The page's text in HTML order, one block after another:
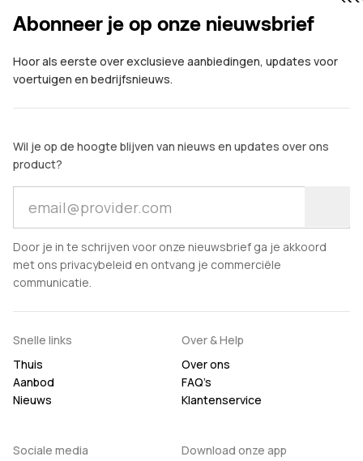
Abonneer je op onze nieuwsbrief
Hoor als eerste over exclusieve aanbiedingen, updates voor
voertuigen en bedrijfsnieuws.
Wil je op de hoogte blijven van nieuws en updates over ons
product?
Door je in te schrijven voor onze nieuwsbrief ga je akkoord
met ons privacybeleid en ontvang je commerciële
communicatie.
Snelle links
Thuis
Aanbod
Nieuws
Over & Help
Over ons
FAQ’s
Klantenservice
Sociale media Download onze app